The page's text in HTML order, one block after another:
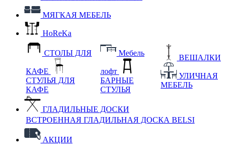
МЯГКАЯ МЕБЕЛЬ
HoReKa
СТОЛЫ ДЛЯ
КАФЕ
СТУЛЬЯ ДЛЯ
КАФЕ
Мебель
лофт
БАРНЫЕ
СТУЛЬЯ
ВЕШАЛКИ
УЛИЧНАЯ
МЕБЕЛЬ
ГЛАДИЛЬНЫЕ ДОСКИ
ВСТРОЕННАЯ ГЛАДИЛЬНАЯ ДОСКА BELSI
АКЦИИ